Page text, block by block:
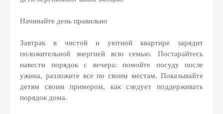
Начинайте день правильно
Завтрак в чистой и уютной квартире зарядит
положительной энергией всю семью. Постарайтесь
навести порядок с вечера: помойте посуду после
ужина, разложите все по своим местам. Показывайте
детям своим примером, как следует поддерживать
порядок дома.